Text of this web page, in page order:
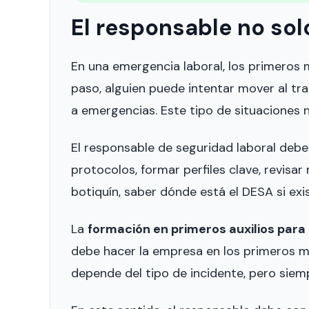
El responsable no
En una emergencia laboral, los
paso, alguien puede intentar mover al
a emergencias. Este tipo de situaciones
El responsable de seguridad laboral
protocolos, formar perfiles clave,
botiquín, saber dónde está el DESA si
La formación en primeros auxilios
debe hacer la empresa en los primeros
depende del tipo de incidente, pero